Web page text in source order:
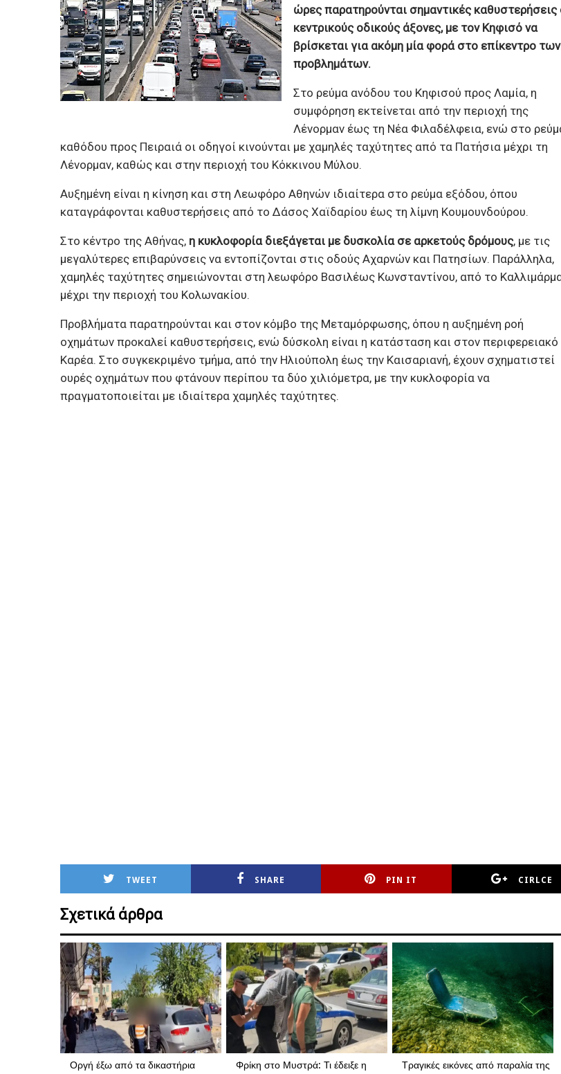
ώρες παρατηρούνται σημαντικές καθυστερήσεις
κεντρικούς οδικούς άξονες, με τον Κηφισό να
βρίσκεται για ακόμη μία φορά στο επίκεντρο
προβλημάτων.
Στο ρεύμα ανόδου του Κηφισού προς Λαμία, η
συμφόρηση εκτείνεται από την περιοχή της
Λένορμαν έως τη Νέα Φιλαδέλφεια, ενώ στο
καθόδου προς Πειραιά οι οδηγοί κινούνται με χαμηλές ταχύτητες από τα Πατήσια μέχρι τη
Λένορμαν, καθώς και στην περιοχή του Κόκκινου Μύλου.
Αυξημένη είναι η κίνηση και στη Λεωφόρο Αθηνών ιδιαίτερα στο ρεύμα εξόδου, όπου
καταγράφονται καθυστερήσεις από το Δάσος Χαϊδαρίου έως τη λίμνη Κουμουνδούρου.
Στο κέντρο της Αθήνας, η κυκλοφορία διεξάγεται με δυσκολία σε αρκετούς δρόμους, με τις
μεγαλύτερες επιβαρύνσεις να εντοπίζονται στις οδούς Αχαρνών και Πατησίων. Παράλληλα,
χαμηλές ταχύτητες σημειώνονται στη λεωφόρο Βασιλέως Κωνσταντίνου, από το
μέχρι την περιοχή του Κολωνακίου.
Προβλήματα παρατηρούνται και στον κόμβο της Μεταμόρφωσης, όπου η αυξημένη ροή
οχημάτων προκαλεί καθυστερήσεις, ενώ δύσκολη είναι η κατάσταση και στον περιφερειακό
Καρέα. Στο συγκεκριμένο τμήμα, από την Ηλιούπολη έως την Καισαριανή, έχουν σχηματιστεί
ουρές οχημάτων που φτάνουν περίπου τα δύο χιλιόμετρα, με την κυκλοφορία να
πραγματοποιείται με ιδιαίτερα χαμηλές ταχύτητες.
TWEET SHARE PIN IT CIRLCE
Σχετικά άρθρα
Οργή έξω από τα δικαστήρια
Φρίκη στο Μυστρά: Τι έδειξε η
Τραγικές εικόνες από παραλία της